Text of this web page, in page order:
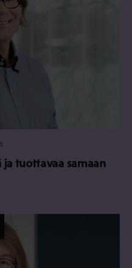
tuottavaa samaan